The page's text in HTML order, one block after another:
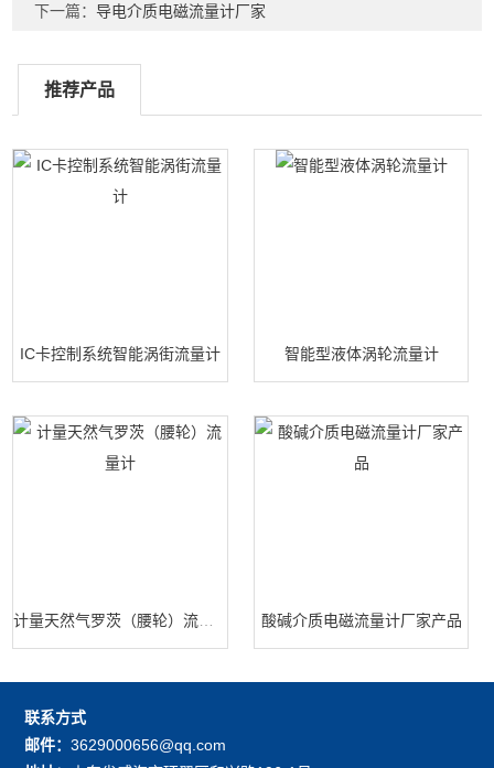
下一篇：导电介质电磁流量计厂家
推荐产品
IC卡控制系统智能涡街流量计 智能型液体涡轮流量计
酸碱介质电磁流量计厂家产品
联系方式
邮件：3629000656@qq.com